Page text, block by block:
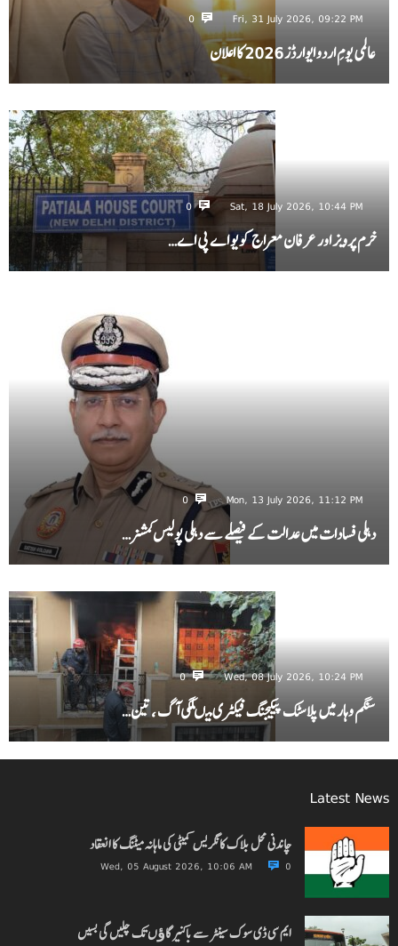
Fri, 31 July 2026, 09:22 PM
0
عالمی یومِ اردو ایوارڈز 2026 کا اعلان
Sat, 18 July 2026, 10:44 PM
0
خرم پرویز اور عرفان معراج کو یو اے پی اے…
Mon, 13 July 2026, 11:12 PM
0
دہلی فسادات میں عدالت کے فیصلے سے دہلی پولیس کمشنر…
Wed, 08 July 2026, 10:24 PM
0
سنگم وہار میں پلاسٹک پیکیجنگ فیکٹری میںلگی آگ ، تین…
Latest News
چاندنی محل بلاک کانگریس کمیٹی کی ماہانہ میٹنگ کا انعقاد
Wed, 05 August 2026, 10:06 AM 0
ایم سی ڈی سوک سینٹر سے باکنیر گاﺅں تک چلیں گی بسیں